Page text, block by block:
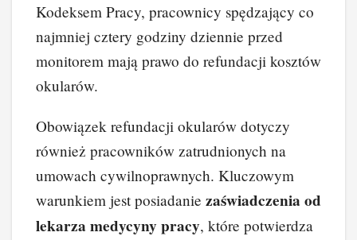
Kodeksem Pracy, pracownicy spędzający co
najmniej cztery godziny dziennie przed
monitorem mają prawo do refundacji kosztów
okularów.
Obowiązek refundacji okularów dotyczy
również pracowników zatrudnionych na
umowach cywilnoprawnych. Kluczowym
warunkiem jest posiadanie zaświadczenia od
lekarza medycyny pracy, które potwierdza